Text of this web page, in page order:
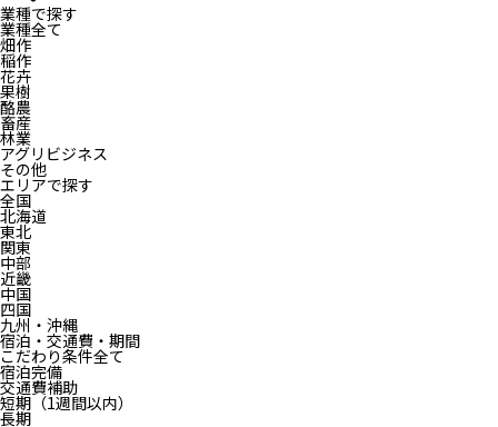
業種で探す
業種全て
畑作
稲作
花卉
果樹
酪農
畜産
林業
アグリビジネス
その他
エリアで探す
全国
北海道
東北
関東
中部
近畿
中国
四国
九州・沖縄
宿泊・交通費・期間
こだわり条件全て
宿泊完備
交通費補助
短期（1週間以内）
長期